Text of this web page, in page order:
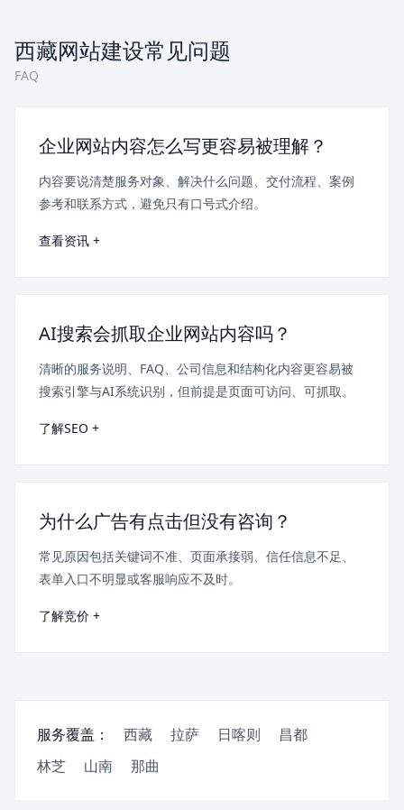
西藏网站建设常见问题
FAQ
企业网站内容怎么写更容易被理解？
内容要说清楚服务对象、解决什么问题、交付流程、案例
参考和联系方式，避免只有口号式介绍。
查看资讯 +
AI搜索会抓取企业网站内容吗？
清晰的服务说明、FAQ、公司信息和结构化内容更容易被
搜索引擎与AI系统识别，但前提是页面可访问、可抓取。
了解SEO +
为什么广告有点击但没有咨询？
常见原因包括关键词不准、页面承接弱、信任信息不足、
表单入口不明显或客服响应不及时。
了解竞价 +
服务覆盖： 西藏 拉萨 日喀则
昌都
林芝
山南 那曲